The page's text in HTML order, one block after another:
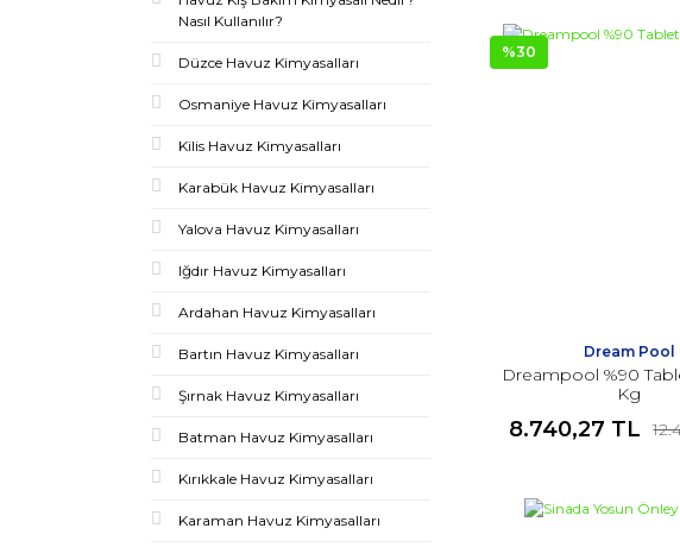
Nasıl Kullanılır?
Düzce Havuz Kimyasalları
Osmaniye Havuz Kimyasalları
Kilis Havuz Kimyasalları
Karabük Havuz Kimyasalları
Yalova Havuz Kimyasalları
Iğdır Havuz Kimyasalları
Ardahan Havuz Kimyasalları
Bartın Havuz Kimyasalları
Şırnak Havuz Kimyasalları
Batman Havuz Kimyasalları
Kırıkkale Havuz Kimyasalları
Karaman Havuz Kimyasalları
%30
Dream Pool
Dreampool %90
Kg
8.740,27 TL